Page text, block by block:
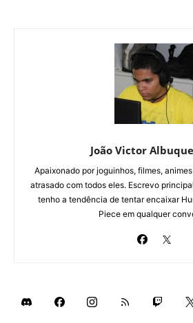
João Victor
Apaixonado por joguinhos, filmes,
atrasado com todos eles. Escrevo
tenho a tendência de tentar encaixar
Piece em qualquer